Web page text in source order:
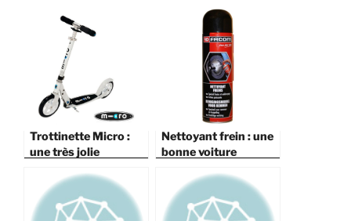
différence entre un
contrat signé avant
ou après le 27
septembre 2017 ?
Trottinette Micro :
une très jolie
plaisir à votre enfant
Nettoyant frein : une
bonne voiture
par un bon système
de freinage